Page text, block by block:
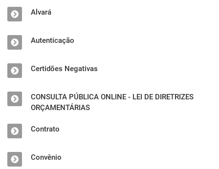
Alvará
Autenticação
Certidões Negativas
CONSULTA PÚBLICA ONLINE - LEI DE DIRETRIZES
ORÇAMENTÁRIAS
Contrato
Convênio